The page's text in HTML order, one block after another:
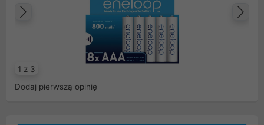
1 z 3
Poprzedni
Dodaj pierwszą opinię